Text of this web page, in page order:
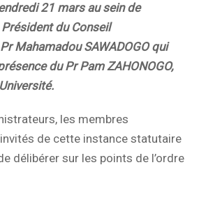
21 mars au sein de
Président du Conseil
Mahamadou SAWADOGO qui
du Pr Pam ZAHONOGO,
les membres
de cette instance statutaire
délibérer sur les points de l’ordre